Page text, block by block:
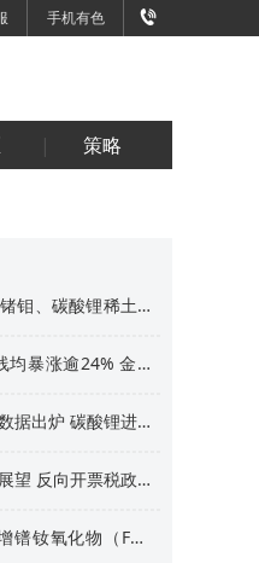
手机有色
策略
钼、碳酸锂稀土紧
均暴涨逾24% 金属
据出炉 碳酸锂进口
望 反向开票税政形
镨钕氧化物（FOB